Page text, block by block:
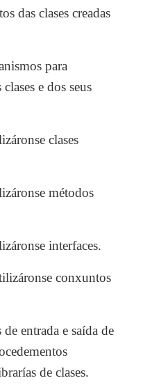
das clases creadas
para
e dos seus
clases
métodos
interfaces.
conxuntos
entrada e saída de
de clases.